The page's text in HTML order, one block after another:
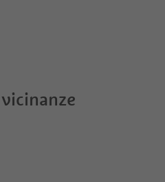
domestici?
presso Naturhotel Miraval?
ricevono l'Alto Adige Guest Pass?